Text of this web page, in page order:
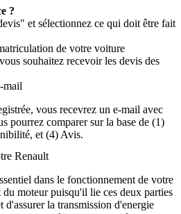
?
et sélectionnez ce qui doit être fait
de votre voiture
souhaitez recevoir les devis des
mail
vous recevrez un e-mail avec
pourrez comparer sur la base de (1)
et (4) Avis.
Renault
dans le fonctionnement de votre
du moteur puisqu'il lie ces deux parties
la transmission d'energie